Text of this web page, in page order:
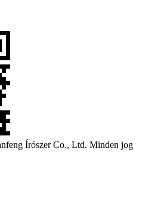
Írószer Co., Ltd. Minden jog